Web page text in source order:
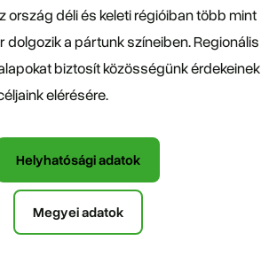
ország déli és keleti régióiban több mint
a pártunk színeiben. Regionális
biztosít közösségünk érdekeinek
elérésére.
Helyhatósági adatok
Megyei adatok